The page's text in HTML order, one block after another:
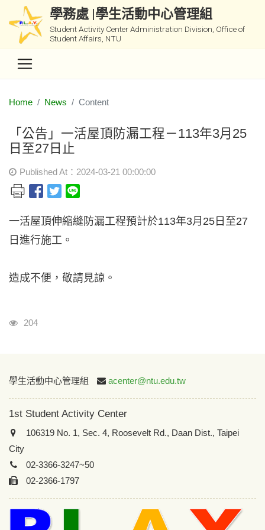
學務處 |學生活動中心管理組
Student Activity Center Administration Division, Office of
Student Affairs, NTU
Home News Content
「公告」一活屋頂防漏工程－113年3月25
日至27日止
Published At：2024-03-21 00:00:00
一活屋頂伸縮縫防漏工程預計於113年3月25日至27
日進行施工。
造成不便，敬請見諒。
Visits
204
:::
學生活動中心管理組 acenter@ntu.edu.tw
1st Student Activity Center
106319 No. 1, Sec. 4, Roosevelt Rd., Daan Dist., Taipei
City
02-3366-3247~50
02-2366-1797